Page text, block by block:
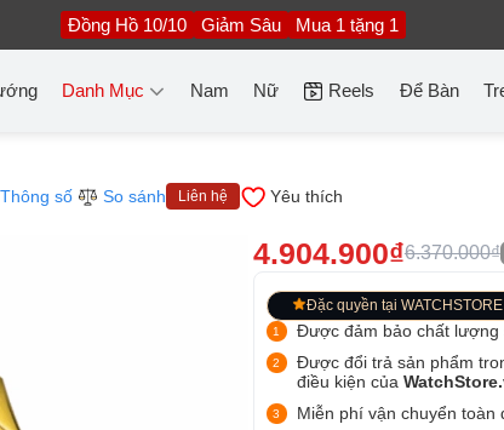
Đồng Hồ 10/10 Giảm Sâu Mua 1 tặng 1
Danh Mục Nam Nữ Reels Để Bàn
Thông số So sánh Liên hệ Yêu thích
4.904.900₫6.370.000₫
Đặc quyền tại WATCHSTORE
Được đảm bảo chất lượng
Được đổi trả sản phẩm
điều kiện của
Miễn phí vận chuyển toàn